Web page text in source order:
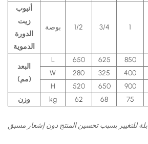
أنبوب
زيت
الدورة
الدموية
بوصة 1/2 3/4 1
البعد
(مم)
L 650 625 850
W
280 325 400
H
520 650 900
وزن
kg 62 68 75
للتغيير بسبب تحسين المنتج دون إشعار مسبق